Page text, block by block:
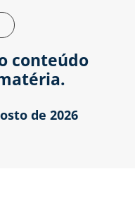
conteúdo
de 2026